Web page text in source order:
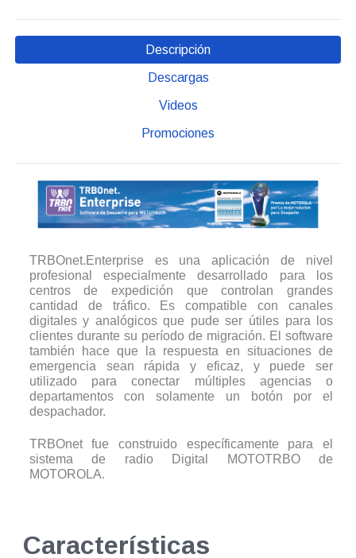
Descripción
Descargas
Videos
Promociones
TRBOnet.Enterprise es una aplicación de nivel
profesional especialmente desarrollado para los
centros de expedición que controlan grandes
cantidad de tráfico. Es compatible con canales
digitales y analógicos que pude ser útiles para los
clientes durante su período de migración. El software
también hace que la respuesta en situaciones de
emergencia sean rápida y eficaz, y puede ser
utilizado para conectar múltiples agencias o
departamentos con solamente un botón por el
despachador.
TRBOnet fue construido específicamente para el
sistema de radio Digital MOTOTRBO de
MOTOROLA.
Características